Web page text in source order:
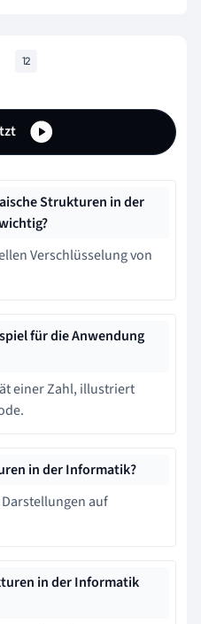
12
Strukturen in der
Verschlüsselung von
für die Anwendung
einer Zahl, illustriert
in der Informatik?
auf
in der Informatik